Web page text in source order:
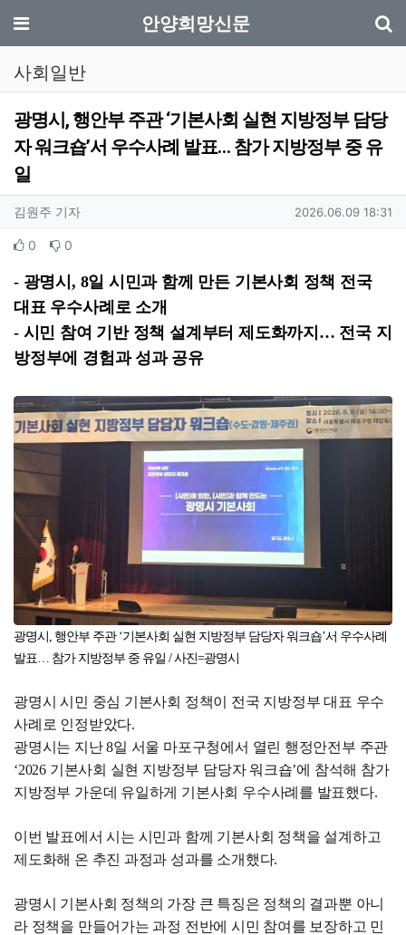
메뉴 안양희망신문
사회일반
광명시, 행안부 주관 ‘기본사회 실현 지방정부 담당
자 워크숍’서 우수사례 발표… 참가 지방정부 중 유
일
작성자 정보
김원주 기자작성 작성일
2026.06.09 18:31
컨텐츠 정보
0 추천 0
본문
- 광명시, 8일 시민과 함께 만든 기본사회 정책 전국
대표 우수사례로 소개
- 시민 참여 기반 정책 설계부터 제도화까지… 전국 지
방정부에 경험과 성과 공유
광명시, 행안부 주관 ‘기본사회 실현 지방정부 담당자 워크숍’서 우수사례
발표… 참가 지방정부 중 유일 / 사진=광명시
광명시 시민 중심 기본사회 정책이 전국 지방정부 대표 우수
사례로 인정받았다.
광명시는 지난 8일 서울 마포구청에서 열린 행정안전부 주관
‘2026 기본사회 실현 지방정부 담당자 워크숍’에 참석해 참가
지방정부 가운데 유일하게 기본사회 우수사례를 발표했다.
이번 발표에서 시는 시민과 함께 기본사회 정책을 설계하고
제도화해 온 추진 과정과 성과를 소개했다.
광명시 기본사회 정책의 가장 큰 특징은 정책의 결과뿐 아니
라 정책을 만들어가는 과정 전반에 시민 참여를 보장하고 민